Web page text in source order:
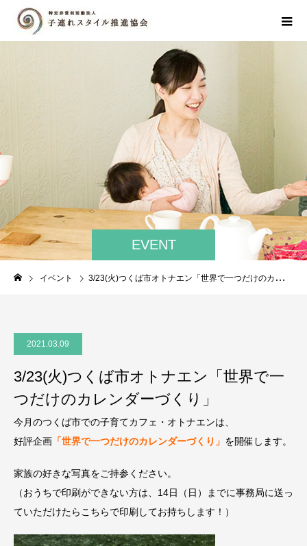
EVENT
イベント 3/23(火)つくば市オトナエン「世界で一つだけのカレンダーづくり」
2021.03.09
3/23(火)つくば市オトナエン「世界で一
つだけのカレンダーづくり」
今月のつくば市での子育てカフェ・オトナエンは、
好評企画 「世界で一つだけのカレンダーづくり」 を開催します。
家族の好きな写真をご持参ください。
（おうちで印刷ができない方は、14日（日）までに事務局に送っ
ていただけたらこちらで印刷してお持ちします！）